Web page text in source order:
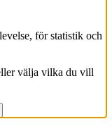
för statistik och
välja vilka du vill